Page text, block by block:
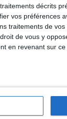
décrits
vos préférences
traitements de
de vous y
en revenant sur
Suiv. › »
de Jean-